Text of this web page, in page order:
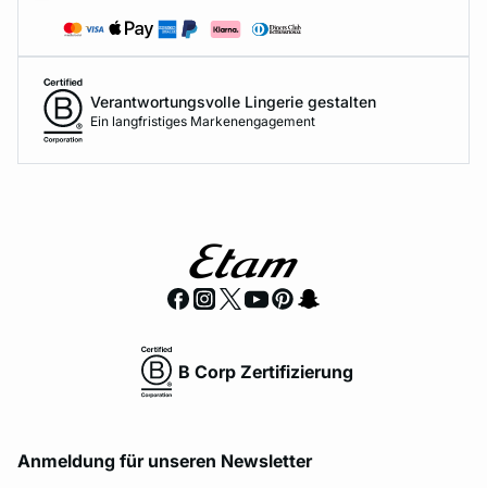
Verantwortungsvolle Lingerie gestalten
Ein langfristiges Markenengagement
B Corp Zertifizierung
Anmeldung für unseren Newsletter